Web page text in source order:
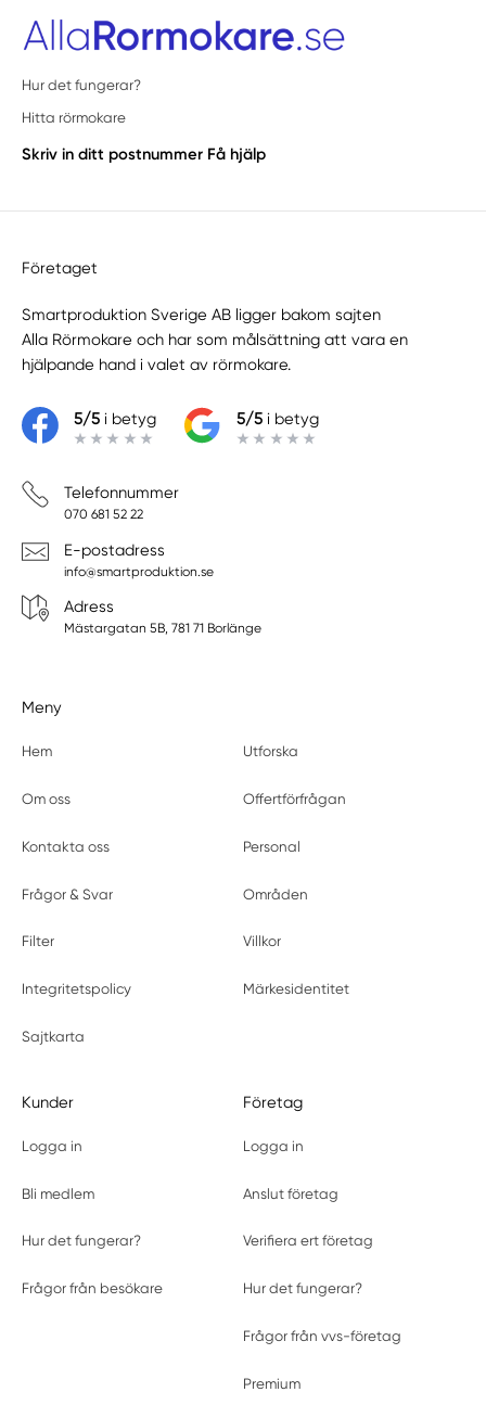
Hur det fungerar?
Hitta rörmokare
Skriv in ditt postnummer Få hjälp
Företaget
Smartproduktion Sverige AB ligger bakom sajten
Alla Rörmokare och har som målsättning att vara en
hjälpande hand i valet av rörmokare.
5/5i betyg 5/5i betyg
Telefonnummer
070 681 52 22
E-postadress
info@smartproduktion.se
Adress
Mästargatan 5B, 781 71 Borlänge
Meny
Hem Utforska
Om oss Offertförfrågan
Kontakta oss Personal
Frågor & Svar Områden
Filter Villkor
Integritetspolicy Märkesidentitet
Sajtkarta
Kunder
Logga in
Bli medlem
Hur det fungerar?
Frågor från besökare
Företag
Logga in
Anslut företag
Verifiera ert företag
Hur det fungerar?
Frågor från vvs-företag
Premium